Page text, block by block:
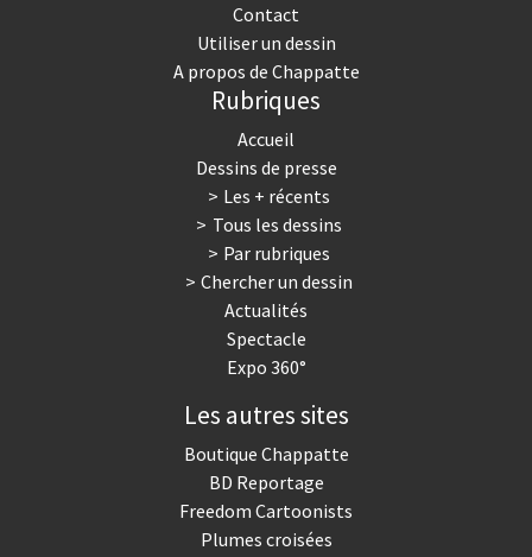
Contact
Utiliser un dessin
A propos de Chappatte
Rubriques
Accueil
Dessins de presse
Les + récents
Tous les dessins
Par rubriques
Chercher un dessin
Actualités
Spectacle
Expo 360°
Les autres sites
Boutique Chappatte
BD Reportage
Freedom Cartoonists
Plumes croisées